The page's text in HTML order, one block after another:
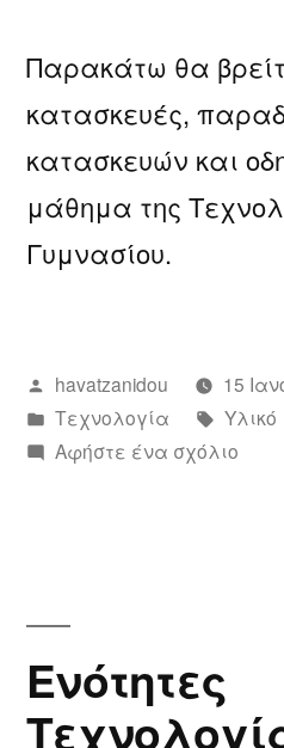
Παρακάτω θα
κατασκευές,
κατασκευών και
μάθημα της
Γυμνασίου.
Συντάχθηκε
από
havatzanidou
15
Αναρτήθηκε
σε
Τεχνολογία
Υλικό
Αφήστε ένα σχόλιογια
Ενότητες